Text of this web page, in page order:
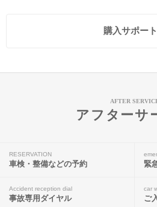
購入サポー
AFTER
アフターサ
RESERVATION
車検・整備などの予約 緊
Accident reception dial
事故専用ダイヤル
car
ご